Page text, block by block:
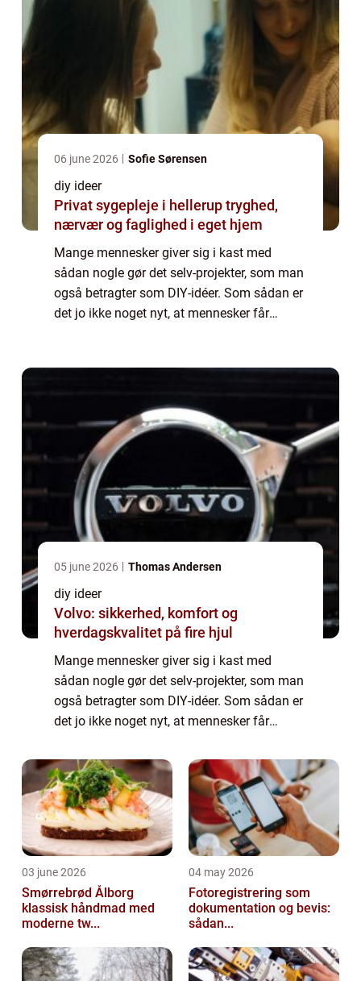
06 june 2026 Sofie Sørensen
diy ideer
Privat sygepleje i hellerup tryghed,
nærvær og faglighed i eget hjem
Mange mennesker giver sig i kast med
sådan nogle gør det selv-projekter, som man
også betragter som DIY-idéer. Som sådan er
det jo ikke noget nyt, at mennesker får
05 june 2026 Thomas Andersen
diy ideer
Volvo: sikkerhed, komfort og
hverdagskvalitet på fire hjul
Mange mennesker giver sig i kast med
sådan nogle gør det selv-projekter, som man
også betragter som DIY-idéer. Som sådan er
det jo ikke noget nyt, at mennesker får
længere eller kortere tid på, om det så ba...
03 june 2026
Smørrebrød Ålborg
klassisk håndmad med
moderne tw...
04 may 2026
Fotoregistrering som
dokumentation og bevis:
sådan...